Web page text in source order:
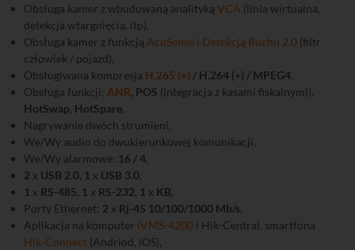
Obsługa kamer z wbudowaną analityką VCA (linia wirtualna,
detekcja wtargnięcia, itp),
Obsługa kamer z funkcją AcuSense i Detekcją Ruchu 2.0 (filtr
człowiek / pojazd),
Obsługiwana kompresja H.265 (+) / H.264 (+) / MPEG4,
Obsługa funkcji: ANR, POS (integracja z kasami fiskalnymi),
HotSwap, HotSpare,
Nagrywanie dwóch strumieni,
We/Wy audio do dwukierunkowej komunikacji,
We/Wy alarmowe: 16 / 4,
2 x USB 2.0, 1 x USB 3.0,
1 x RS-485, 1 x RS-232, 1 x KB,
Porty Ethernet: 2 x Rj-45 10/100/1000 Mb/s,
Aplikacja na komputer iVMS-4200 i Hik-Central, smartfona
Hik-Connect (Andriod, iOS),